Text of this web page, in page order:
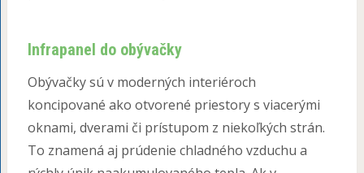
Infrapanel do obývačky
Obývačky sú v moderných interiéroch
koncipované ako otvorené priestory s viacerými
oknami, dverami či prístupom z niekoľkých strán.
To znamená aj prúdenie chladného vzduchu a